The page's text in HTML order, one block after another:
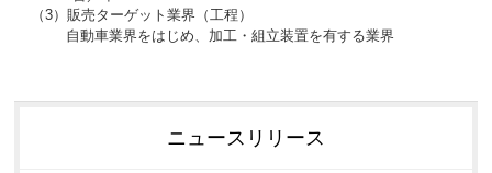
（3）販売ターゲット業界（工程）
自動車業界をはじめ、加工・組立装置を有する業界
ニュースリリース